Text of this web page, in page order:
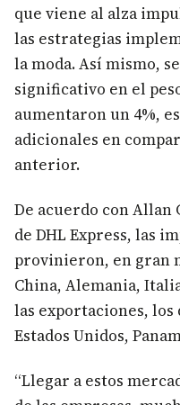
que viene al alza
las estrategias
la moda. Así mismo,
significativo en el
aumentaron un 4%,
adicionales en
anterior.
De acuerdo con Allan
de DHL Express, las
provinieron, en gran
China, Alemania,
las exportaciones,
Estados Unidos,
“Llegar a estos